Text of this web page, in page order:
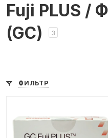
Fuji PLUS /
(GC)
3
ФИЛЬТР